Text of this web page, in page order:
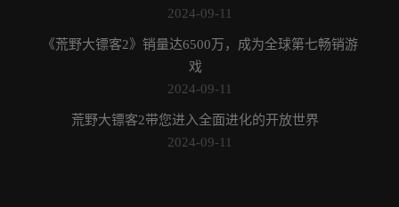
2024-09-11
《荒野大镖客2》销量达6500万，成为全球第七畅销游
戏
2024-09-11
荒野大镖客2带您进入全面进化的开放世界
2024-09-11